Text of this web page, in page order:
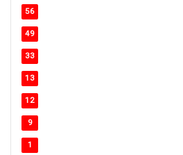
56
49
33
13
12
9
1